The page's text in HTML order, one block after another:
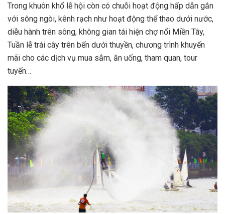
Trong khuôn khổ lễ hội còn có chuỗi hoạt động hấp dẫn gắn
với sông ngòi, kênh rạch như hoạt động thể thao dưới nước,
diễu hành trên sông, không gian tái hiện chợ nổi Miền Tây,
Tuần lễ trái cây trên bến dưới thuyền, chương trình khuyến
mãi cho các dịch vụ mua sắm, ăn uống, tham quan, tour
tuyến…